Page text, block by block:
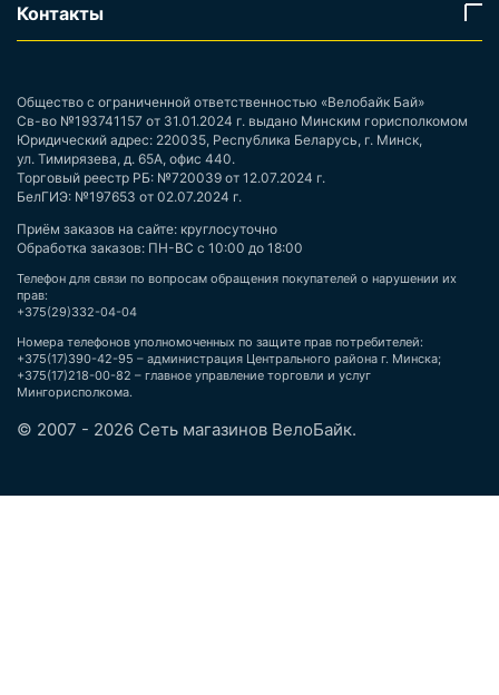
Контакты
Общество с ограниченной ответственностью «Велобайк Бай»
Св-во №193741157 от 31.01.2024 г. выдано Минским горисполкомом
Юридический адрес: 220035, Республика Беларусь, г. Минск,
ул. Тимирязева, д. 65А, офис 440.
Торговый реестр РБ: №720039 от 12.07.2024 г.
БелГИЭ: №197653 от 02.07.2024 г.
Приём заказов на сайте: круглосуточно
Обработка заказов: ПН-ВС с 10:00 до 18:00
Телефон для связи по вопросам обращения покупателей о нарушении их
прав:
+375(29)332-04-04
Номера телефонов уполномоченных по защите прав потребителей:
+375(17)390-42-95 – администрация Центрального района г. Минска;
+375(17)218-00-82 – главное управление торговли и услуг
Мингорисполкома.
© 2007 - 2026 Сеть магазинов ВелоБайк.